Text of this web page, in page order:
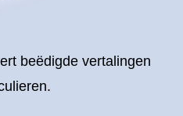
beëdigde vertalingen